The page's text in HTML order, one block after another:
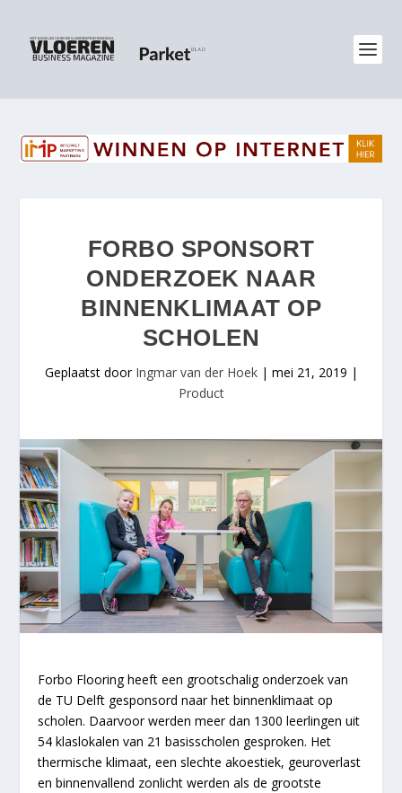
FORBO SPONSORT
ONDERZOEK NAAR
BINNENKLIMAAT OP
SCHOLEN
Geplaatst door Ingmar van der Hoek| mei 21, 2019 |
Product
Forbo Flooring heeft een grootschalig onderzoek van
de TU Delft gesponsord naar het binnenklimaat op
scholen. Daarvoor werden meer dan 1300 leerlingen uit
54 klaslokalen van 21 basisscholen gesproken. Het
thermische klimaat, een slechte akoestiek, geuroverlast
en binnenvallend zonlicht werden als de grootste